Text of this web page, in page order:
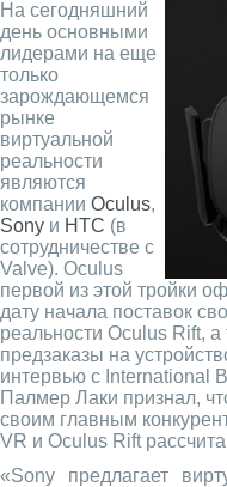
На сегодняшний
день основными
лидерами на еще
только
зарождающемся
рынке
виртуальной
реальности
являются
компании Oculus,
Sony и HTC (в
сотрудничестве с
Valve). Oculus
первой из этой тройки
дату начала поставок
реальности Oculus Rift,
предзаказы на
интервью с International
Палмер Лаки признал,
своим главным
VR и Oculus Rift
«Sony предлагает